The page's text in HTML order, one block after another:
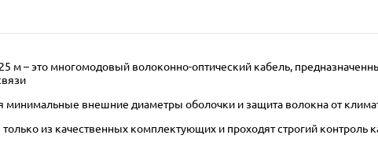
м – это многомодовый волоконно-оптический кабель,
минимальные внешние диаметры оболочки и защита волокна от
из качественных комплектующих и проходят строгий контроль